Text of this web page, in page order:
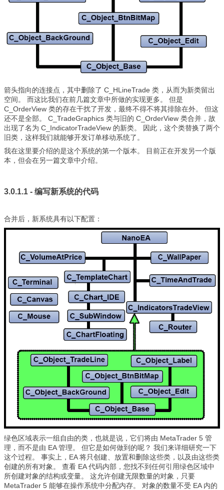
箭头指向的连接点，其中删除了 C_HLineTrade 类，从而为新类留出
空间。 而这比我们在前几篇文章中所做的实现更多。 但是
C_OrderView 类的存在干扰了开发，最终不得不将其排除在外。 但这
还不是全部。 C_TradeGraphics 类与旧的 C_OrderView 类合并，故
出现了名为 C_IndicatorTradeView 的新类。 因此，这个类替换了两个
旧类，这样我们就能够开发订单移动系统了。
我在这里要介绍的是这个系统的第一个版本。 目前正在开发另一个版
本，但会在另一篇文章中介绍。
3.0.1.1 - 编写新系统的代码
合并后，新系统具有以下配置：
绿色区域表示一组自由的类，也就是说，它们将由 MetaTrader 5 管
理，而不是由 EA 管理。 但它是如何做到的呢？ 我们来详细研究一下
这个过程。 事实上，EA 将只创建、放置和删除这些类，以及由这些类
创建的所有对象。 查看 EA 代码内部，您找不到任何引用绿色区域中
所创建对象的结构或变量。 这允许创建无限数量的对象，只要
MetaTrader 5 能够在操作系统中分配内存。 对象的数量不受 EA 内的